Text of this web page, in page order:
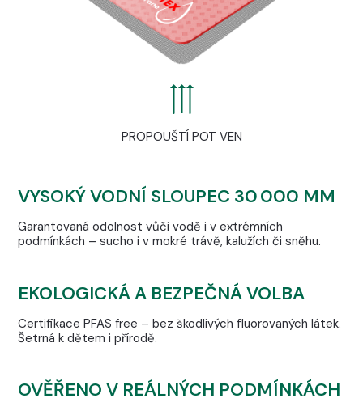
PROPOUŠTÍ POT VEN
VYSOKÝ VODNÍ SLOUPEC 30 000 MM
Garantovaná odolnost vůči vodě i v extrémních
podmínkách – sucho i v mokré trávě, kalužích či sněhu.
EKOLOGICKÁ A BEZPEČNÁ VOLBA
Certifikace PFAS free – bez škodlivých fluorovaných látek.
Šetrná k dětem i přírodě.
OVĚŘENO V REÁLNÝCH PODMÍNKÁCH